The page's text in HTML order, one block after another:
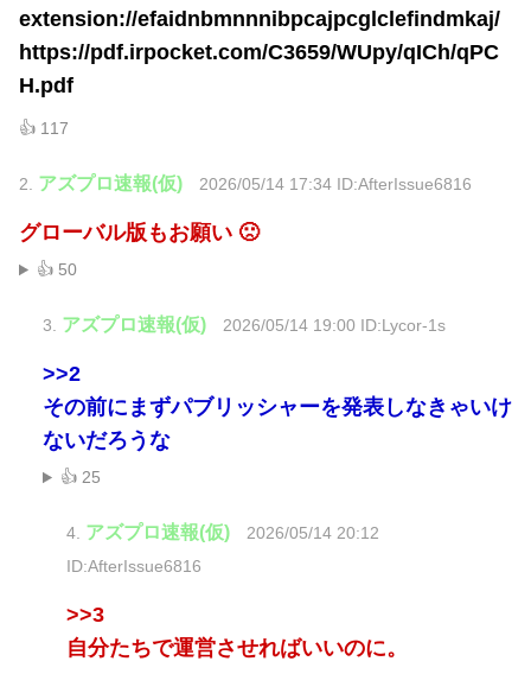
extension://efaidnbmnnnibpcajpcglclefindmkaj/
https://pdf.irpocket.com/C3659/WUpy/qICh/qPC
H.pdf
👍 117
2. アズプロ速報(仮) 2026/05/14 17:34 ID:AfterIssue6816
グローバル版もお願い 🙁
👍 50
3. アズプロ速報(仮) 2026/05/14 19:00 ID:Lycor-1s
>>2
その前にまずパブリッシャーを発表しなきゃいけ
ないだろうな
👍 25
4. アズプロ速報(仮)
2026/05/14 20:12
ID:AfterIssue6816
>>3
自分たちで運営させればいいのに。